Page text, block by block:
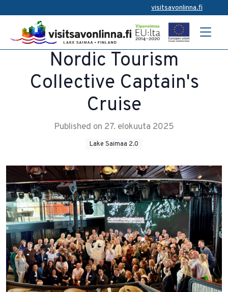
visitsavonlinna.fi
Nordic Tourism
Collective Captain's
Cruise
Published on 27. elokuuta 2025
Lake Saimaa 2.0